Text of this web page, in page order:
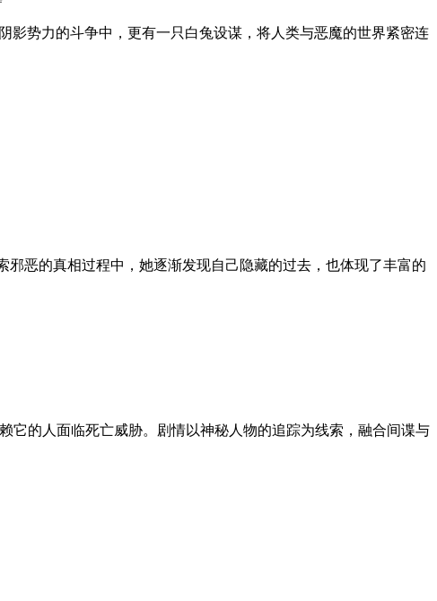
影势力的斗争中，更有一只白兔设谋，将人类与恶魔的世界紧密连
邪恶的真相过程中，她逐渐发现自己隐藏的过去，也体现了丰富的
它的人面临死亡威胁。剧情以神秘人物的追踪为线索，融合间谍与